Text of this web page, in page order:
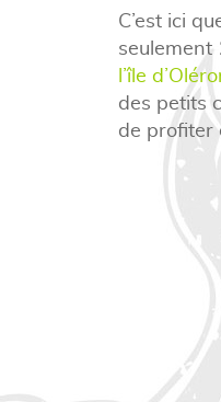
C’est ici
seulement
l’île
des petits
de profiter